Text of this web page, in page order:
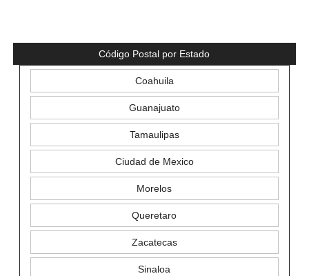
Código Postal por Estado
Coahuila
Guanajuato
Tamaulipas
Ciudad de Mexico
Morelos
Queretaro
Zacatecas
Sinaloa